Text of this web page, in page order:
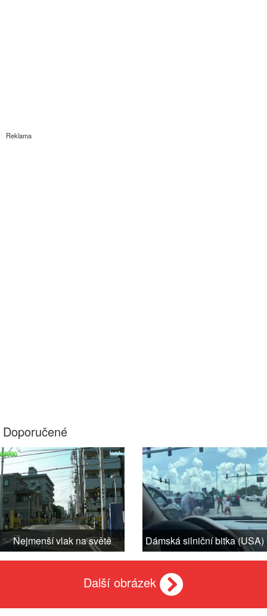
Reklama
Doporučené
Nejmenší vlak na světě Dámská silniční bitka (USA)
Další obrázek